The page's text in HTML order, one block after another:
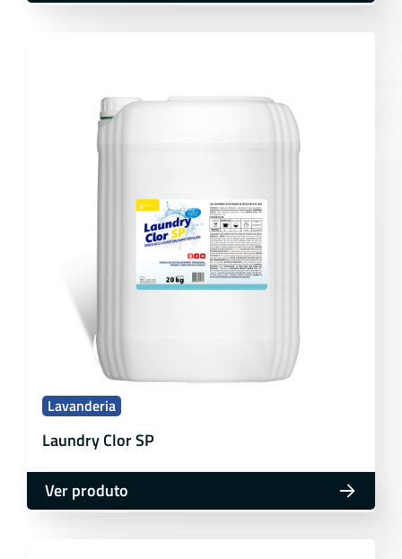
Lavanderia
Laundry Clor SP
Ver produto